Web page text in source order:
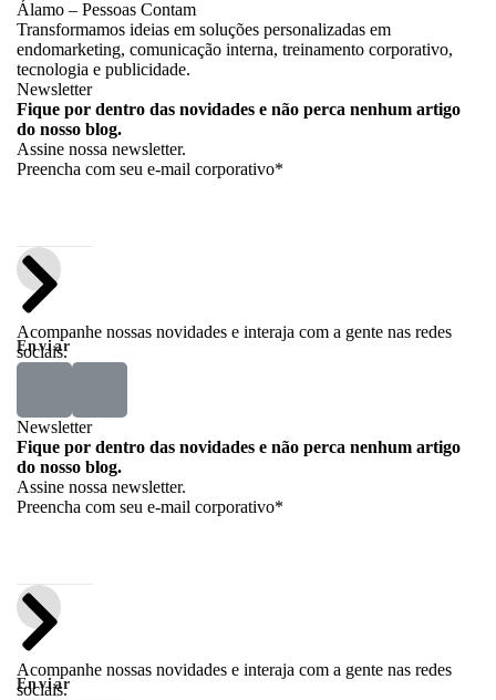
Álamo – Pessoas Contam
Transformamos ideias em soluções personalizadas em
endomarketing, comunicação interna, treinamento corporativo,
tecnologia e publicidade.
Newsletter
Fique por dentro das novidades e não perca nenhum artigo
do nosso blog.
Assine nossa newsletter.
Preencha com seu e-mail corporativo*
Enviar
Acompanhe nossas novidades e interaja com a gente nas redes
sociais.
Newsletter
Fique por dentro das novidades e não perca nenhum artigo
do nosso blog.
Assine nossa newsletter.
Preencha com seu e-mail corporativo*
Enviar
Acompanhe nossas novidades e interaja com a gente nas redes
sociais.